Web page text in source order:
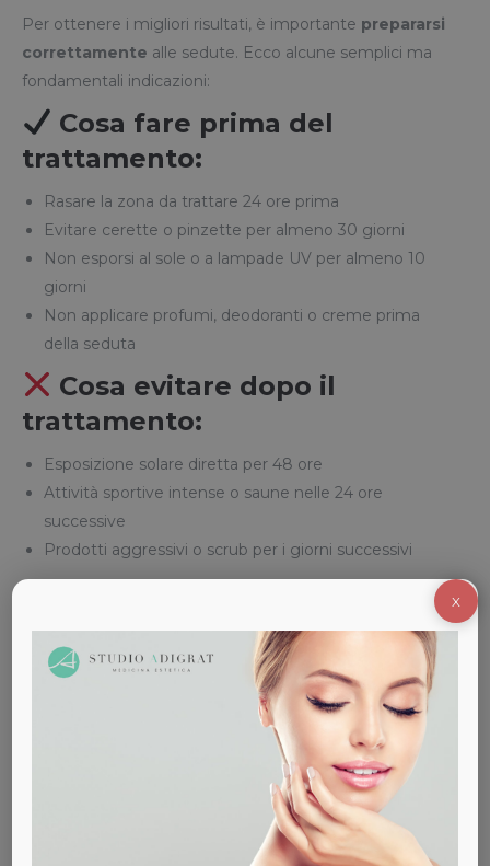
Per ottenere i migliori risultati, è importante prepararsi
correttamente alle sedute. Ecco alcune semplici ma
fondamentali indicazioni:
Cosa fare prima del
trattamento:
Rasare la zona da trattare 24 ore prima
Evitare cerette o pinzette per almeno 30 giorni
Non esporsi al sole o a lampade UV per almeno 10
giorni
Non applicare profumi, deodoranti o creme prima
della seduta
Cosa evitare dopo il
trattamento:
Esposizione solare diretta per 48 ore
Attività sportive intense o saune nelle 24 ore
successive
Prodotti aggressivi o scrub per i giorni successivi
e ti accompagna passo dopo passo
in tutto il percorso.
Perché scegliere lo
Studio Medico
Adigrat per la tua
epilazione laser a
X